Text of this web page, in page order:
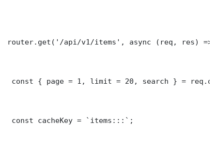
router.get('/api/v1/items', async (req, res) =>
const { page = 1, limit = 20, search } =
const cacheKey = `items:::`;